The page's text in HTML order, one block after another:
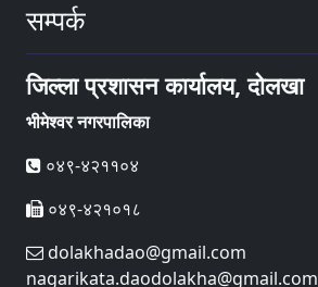
सम्पर्क
जिल्ला प्रशासन कार्यालय, दोलखा
भीमेश्वर नगरपालिका
०४९-४२११०४
०४९-४२१०१८
dolakhadao@gmail.com
nagarikata.daodolakha@gmail.com